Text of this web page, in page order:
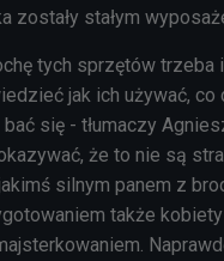
zostały stałym
tych sprzętów trzeba
jak ich używać, co
się - tłumaczy
że to nie są
silnym panem z
także